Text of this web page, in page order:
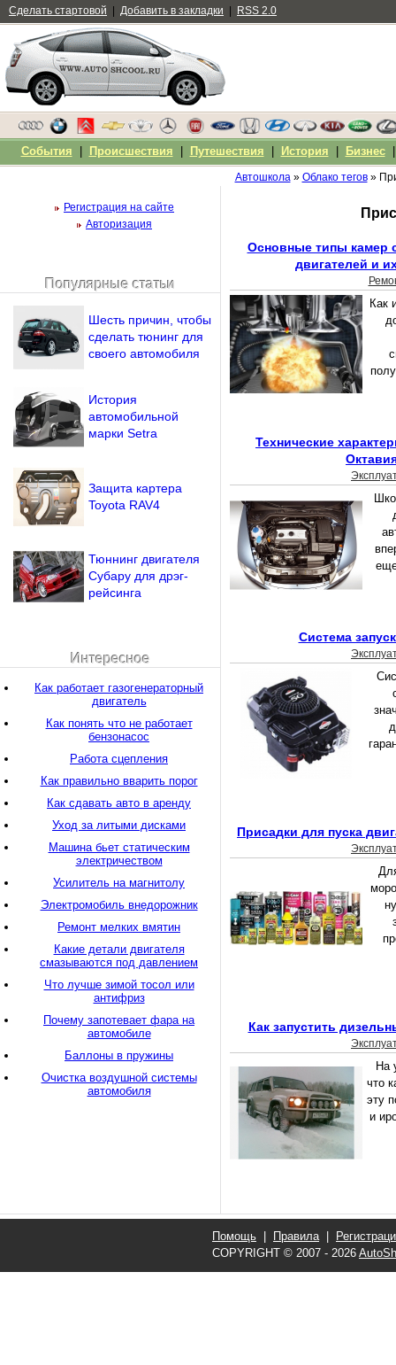
Автошкола» Облако тегов»
Основные типы камер
двигателей и
Как
Технические
Система
Присадки для пуска
Как запустить
На
что
эту
и
Регистрация на сайте
Авторизация
Напомнить пароль?
Популярные статьи
Шесть причин, чтобы
сделать тюнинг для
своего автомобиля
История
автомобильной
марки Setra
Защита картера
Toyota RAV4
Тюннинг двигателя
Субару для дрэг-
рейсинга
Интересное
Как работает газогенераторный
двигатель
Как понять что не работает
бензонасос
Работа сцепления
Как правильно вварить порог
Как сдавать авто в аренду
Уход за литыми дисками
Машина бьет статическим
электричеством
Усилитель на магнитолу
Электромобиль внедорожник
Ремонт мелких вмятин
Какие детали двигателя
смазываются под давлением
Что лучше зимой тосол или
антифриз
Почему запотевает фара на
автомобиле
Баллоны в пружины
Очистка воздушной системы
автомобиля
Сделать стартовой Добавить в закладки RSS 2.0
События Происшествия Путешествия История Бизнес
Помощь Правила|
COPYRIGHT © 2007 - 2026